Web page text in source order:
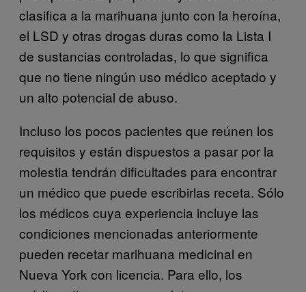
clasifica a la marihuana junto con la heroína,
el LSD y otras drogas duras como la Lista I
de sustancias controladas, lo que significa
que no tiene ningún uso médico aceptado y
un alto potencial de abuso.
Incluso los pocos pacientes que reúnen los
requisitos y están dispuestos a pasar por la
molestia tendrán dificultades para encontrar
un médico que puede escribirlas receta. Sólo
los médicos cuya experiencia incluye las
condiciones mencionadas anteriormente
pueden recetar marihuana medicinal en
Nueva York con licencia. Para ello, los